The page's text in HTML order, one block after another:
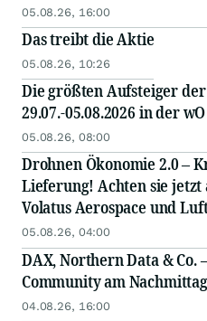
05.08.26, 16:00
Das treibt die Aktie
05.08.26, 10:26
Die größten Aufsteiger
29.07.-05.08.2026 in der
05.08.26, 08:00
Drohnen Ökonomie 2.0 –
Lieferung! Achten sie jetzt
Volatus Aerospace und
05.08.26, 04:00
DAX, Northern Data & Co.
Community am Nachmittag
04.08.26, 16:00